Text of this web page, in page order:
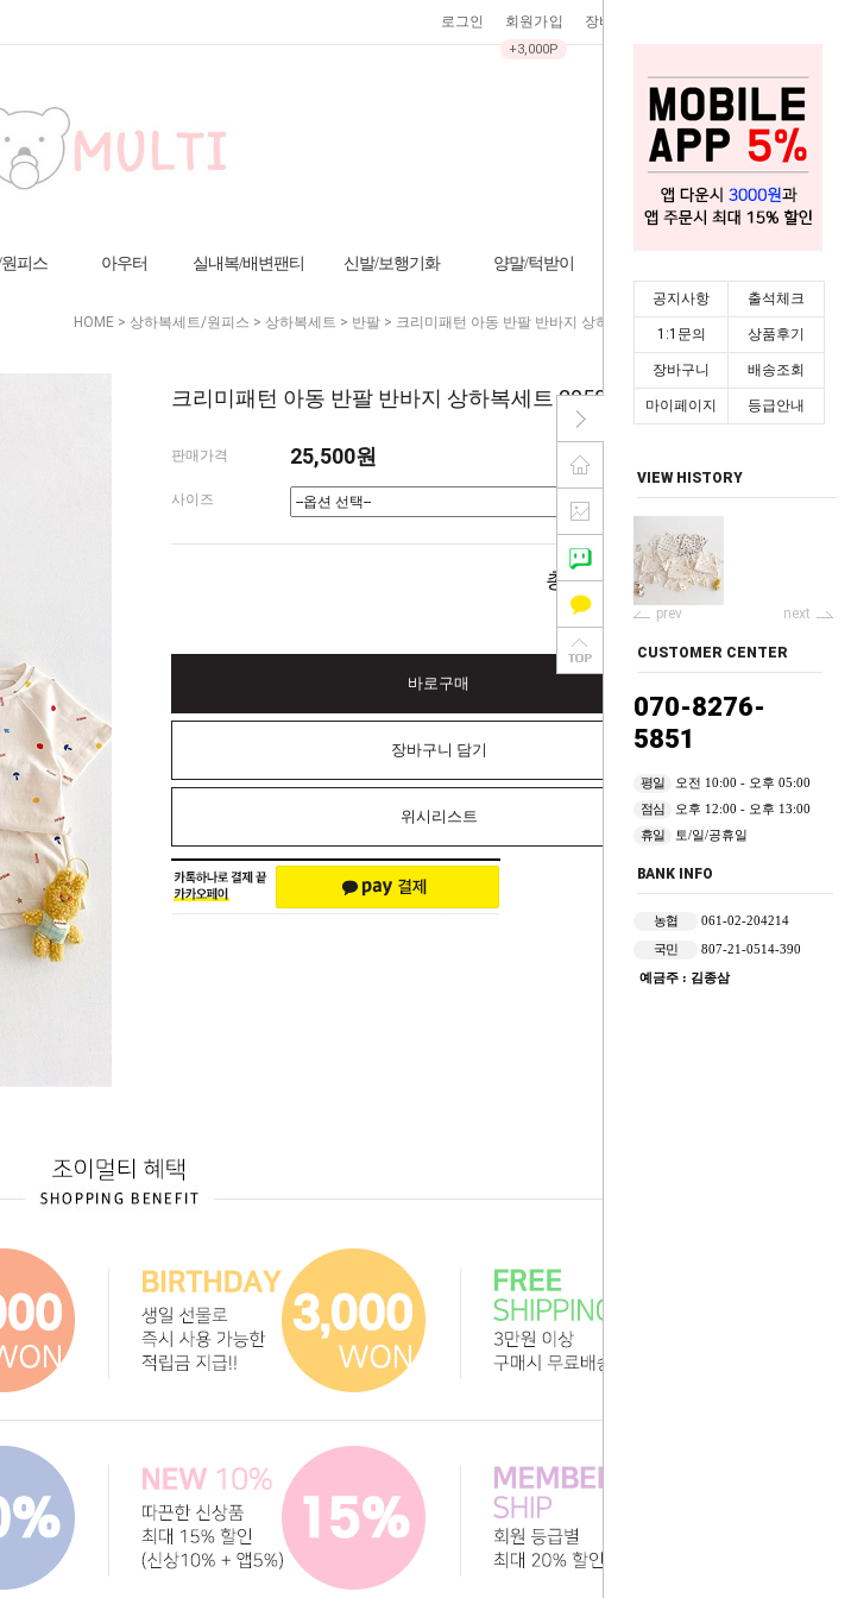
공지사항 출석체크
1:1문의 상품후기
장바구니 배송조회
마이페이지 등급안내
VIEW HISTORY
prev next
CUSTOMER CENTER
070-8276-
5851
평일
오전 10:00 - 오후 05:00
점심
오후 12:00 - 오후 13:00
휴일
토/일/공휴일
BANK INFO
농협
061-02-204214
국민
807-21-0514-390
예금주 : 김종삼
로그인 회원가입
+3,000P
장바구니
피스 아우터 실내복/배변팬티 신발/보행기화 양말/턱받이
HOME > 상하복세트/원피스 > 상하복세트 > 반팔 > 크리미패턴 아동 반팔 반바지 상하복세트 205803
크리미패턴 아동 반팔 반바지 상하복세트 205803
판매가격 25,500원
사이즈
총 상품 금액0원
바로구매
장바구니 담기
위시리스트